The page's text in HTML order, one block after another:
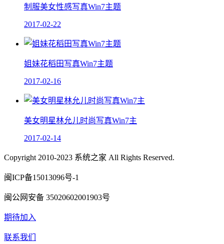
制服美女性感写真Win7主题
2017-02-22
姐妹花稻田写真Win7主题
2017-02-16
美女明星林允儿时尚写真Win7主
2017-02-14
Copyright 2010-2023 系统之家 All Rights Reserved.
闽ICP备15013096号-1
闽公网安备 35020602001903号
期待加入
联系我们